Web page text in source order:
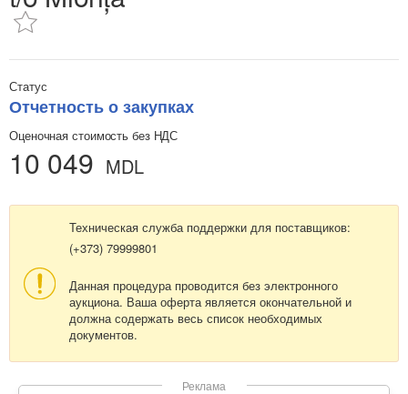
Статус
Отчетность о закупках
Оценочная стоимость без НДС
10 049 MDL
Техническая служба поддержки для поставщиков:
(+373) 79999801
Данная процедура проводится без электронного
аукциона. Ваша оферта является окончательной и
должна содержать весь список необходимых
документов.
Реклама